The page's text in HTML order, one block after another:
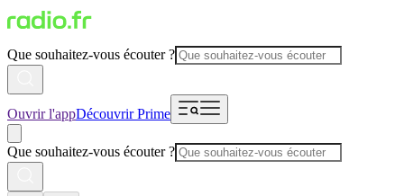
Que souhaitez-vous écouter ?
Ouvrir l'appDécouvrir Prime
Que souhaitez-vous écouter ?